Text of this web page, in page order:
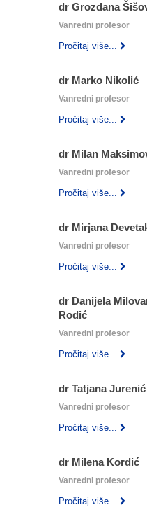
dr Grozdana
Vanredni profesor
Pročitaj više...
dr Marko Nikolić
Vanredni profesor
Pročitaj više...
dr Milan
Vanredni profesor
Pročitaj više...
dr Mirjana
Vanredni profesor
Pročitaj više...
dr Danijela
‎Rodić
Vanredni profesor
Pročitaj više...
dr Tatjana Jurenić
Vanredni profesor
Pročitaj više...
dr Milena Kordić
Vanredni profesor
Pročitaj više...